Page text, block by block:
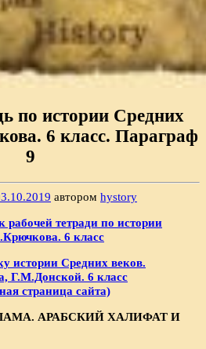
по истории Средних
6 класс. Параграф
9
автором hystory
рабочей тетради по истории
6 класс
истории Средних веков.
Г.М.Донской. 6 класс
страница сайта)
АРАБСКИЙ ХАЛИФАТ И